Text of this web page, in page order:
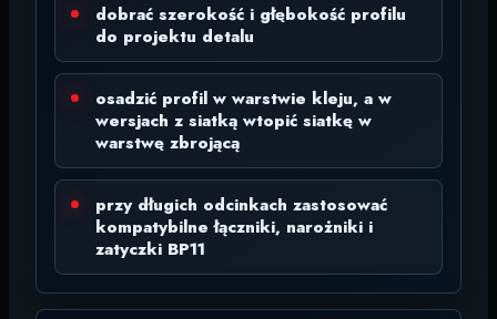
dobrać szerokość i głębokość profilu
do projektu detalu
osadzić profil w warstwie kleju, a w
wersjach z siatką wtopić siatkę w
warstwę zbrojącą
przy długich odcinkach zastosować
kompatybilne łączniki, narożniki i
zatyczki BP11